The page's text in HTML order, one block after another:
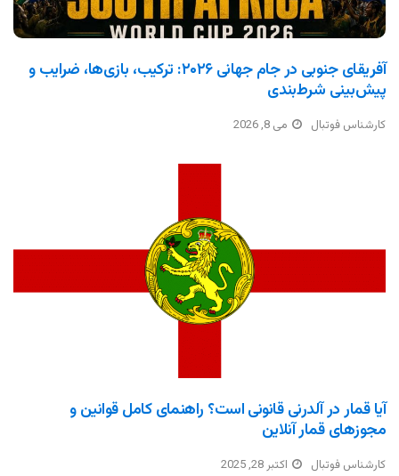
آفریقای جنوبی در جام جهانی ۲۰۲۶: ترکیب، بازی‌ها، ضرایب و
پیش‌بینی شرط‌بندی
کارشناس فوتبال می 8, 2026
آیا قمار در آلدرنی قانونی است؟ راهنمای کامل قوانین و
مجوزهای قمار آنلاین
کارشناس فوتبال اکتبر 28, 2025